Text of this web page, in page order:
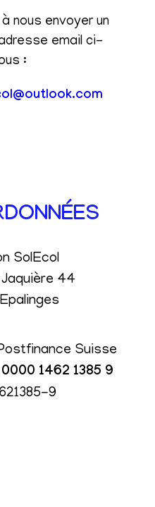
nous envoyer un
email ci-
:
SolEcol
44
Suisse
1462 1385 9
9